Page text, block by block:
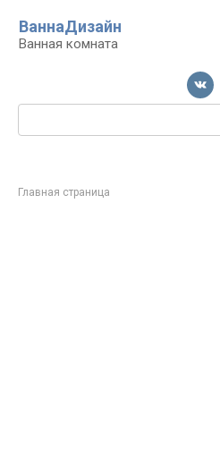
контенту
ВаннаДизайн
Ванная комната
Поиск:
Главная страница